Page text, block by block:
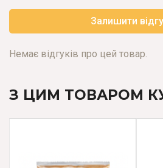
Залишити
Немає відгуків про цей товар.
З ЦИМ ТОВАРОМ